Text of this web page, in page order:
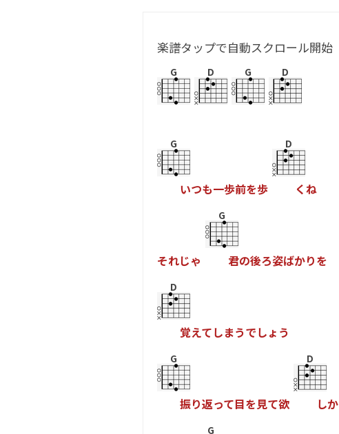
楽譜タップで自動スクロール開始
G D G D
G
いつも一歩前を歩
D
くね
それじゃ
G
君の後ろ姿ばかりを
D
覚えてしまうでしょ う
G
振り返って目を見て欲
D
しか
G